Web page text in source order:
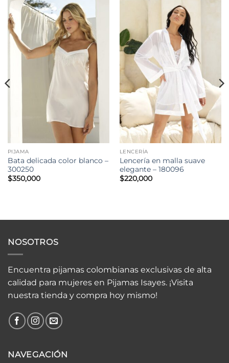
PIJAMA
Bata delicada color blanco –
300250
$350,000
LENCERÍA
Lencería en malla suave
elegante – 180096
$220,000
NOSOTROS
Encuentra pijamas colombianas exclusivas de alta
calidad para mujeres en Pijamas Isayes. ¡Visita
nuestra tienda y compra hoy mismo!
NAVEGACIÓN